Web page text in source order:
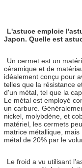
L'astuce emploie
Japon. Quelle est
Un cermet est un
céramique et de
idéalement conçu pour
telles que la résistance
d'un métal, tel que la
Le métal est employé
un carbure.
nickel, molybdène, et
matériel, les cermets
matrice métallique,
métal de 20% par le
Le froid a vu utilisant